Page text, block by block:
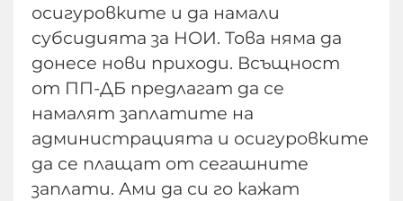
осигуровките и да намали
субсидията за НОИ. Това няма да
донесе нови приходи. Всъщност
от ПП-ДБ предлагат да се
намалят заплатите на
администрацията и осигуровките
да се плащат от сегашните
заплати. Ами да си го кажат